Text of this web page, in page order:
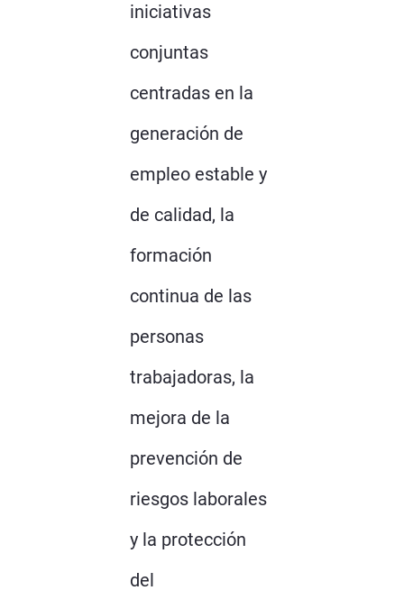
iniciativas
conjuntas
centradas en la
generación de
empleo estable y
de calidad, la
formación
continua de las
personas
trabajadoras, la
mejora de la
prevención de
riesgos laborales
y la protección
del